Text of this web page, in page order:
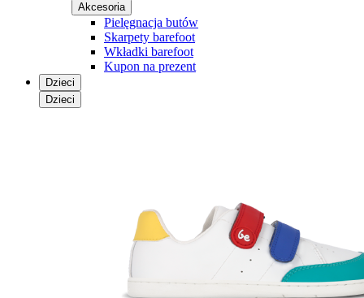
Akcesoria
Pielęgnacja butów
Skarpety barefoot
Wkładki barefoot
Kupon na prezent
Dzieci
Dzieci